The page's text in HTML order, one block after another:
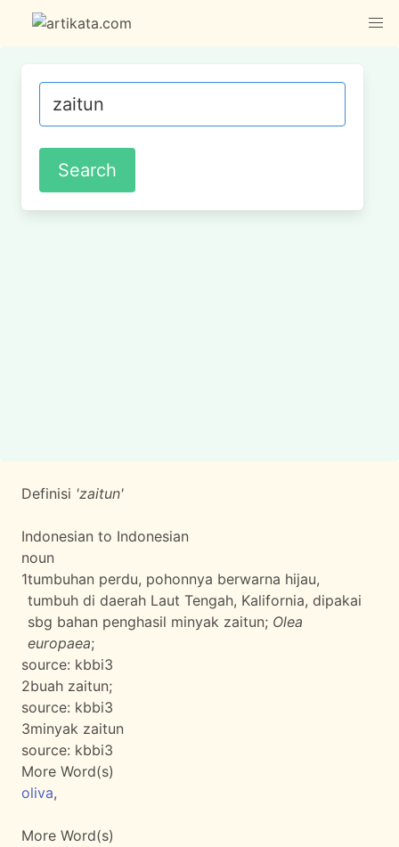
Definisi 'zaitun'
Indonesian to Indonesian
noun
1tumbuhan perdu, pohonnya berwarna hijau,
tumbuh di daerah Laut Tengah, Kalifornia, dipakai
sbg bahan penghasil minyak zaitun; Olea
europaea;
source: kbbi3
2buah zaitun;
source: kbbi3
3minyak zaitun
source: kbbi3
More Word(s)
oliva,
More Word(s)